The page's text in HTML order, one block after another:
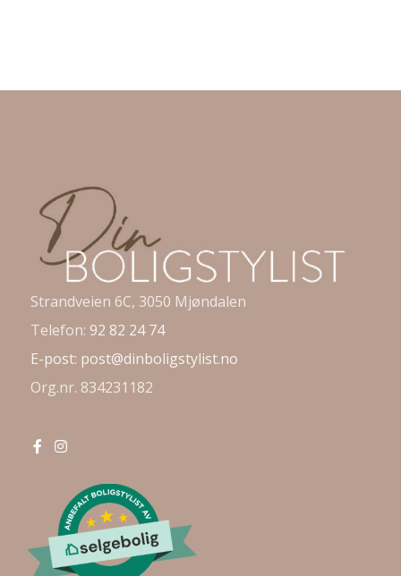
Strandveien 6C, 3050 Mjøndalen
Telefon: 92 82 24 74
E-post: post@dinboligstylist.no
Org.nr. 834231182